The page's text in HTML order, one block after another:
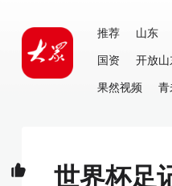
推荐 山东
国资
开放山
果然视频
青
世界杯足